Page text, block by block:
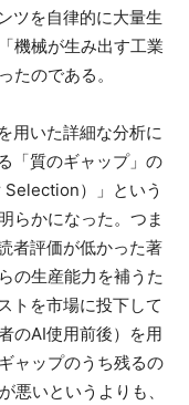
ツを自律的に大量生
機械が生み出す工業
たのである。
用いた詳細な分析に
「質のギャップ」の
）」という
らかになった。つま
者評価が低かった著
の生産能力を補うた
トを市場に投下して
のAI使用前後）を用
ャップのうち残るの
悪いというよりも、